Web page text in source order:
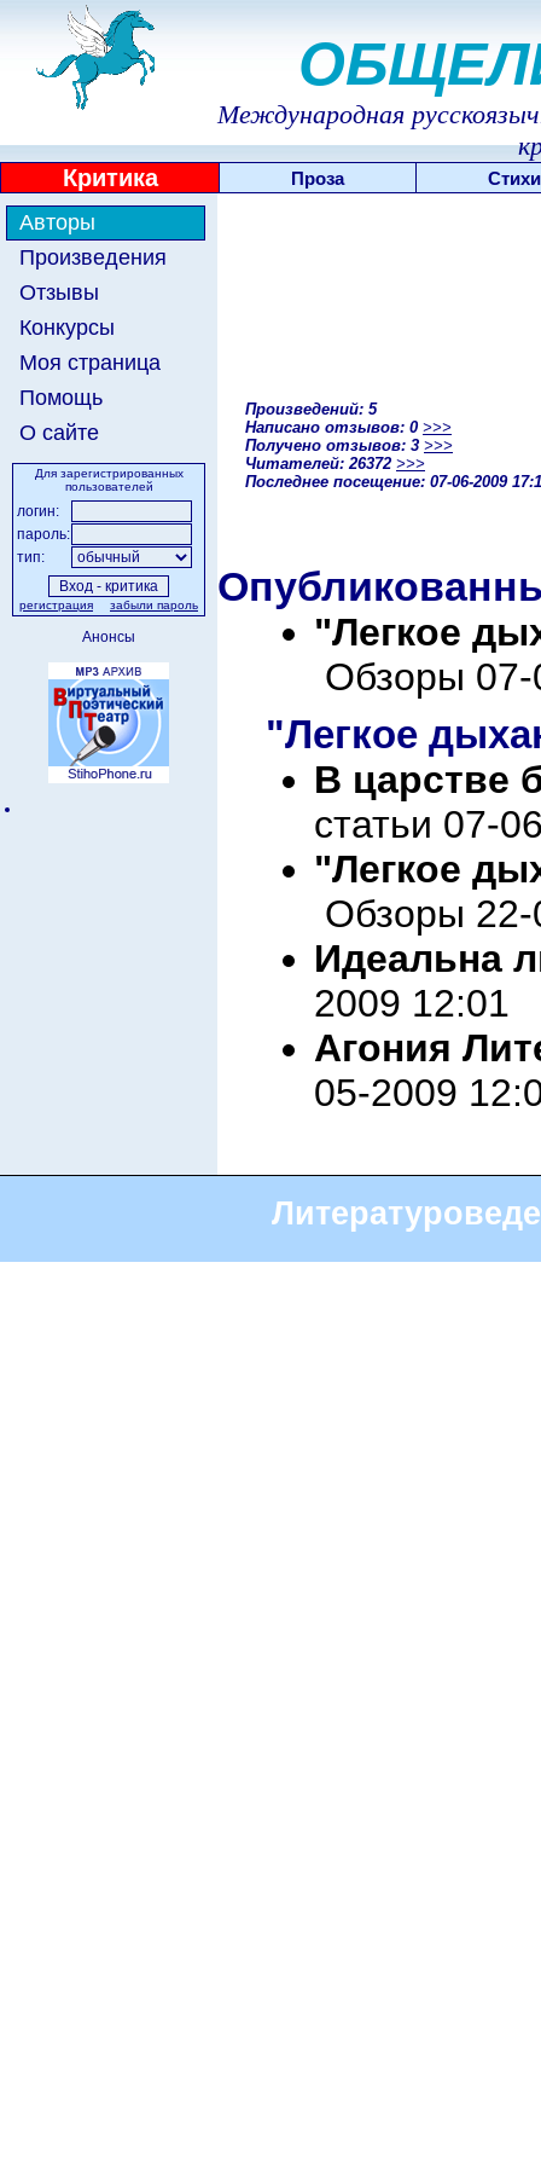
Международная
Критика Проза Стихи
Авторы
Произведения
Отзывы
Конкурсы
Моя страница
Помощь
О сайте
Для зарегистрированных
пользователей
логин:
пароль:
тип:
регистрация забыли пароль
Анонсы
Произведений: 5
Написано отзывов: 0 >>>
Получено отзывов: 3 >>>
Читателей: 26372 >>>
Последнее посещение: 07-06-2009
"Легкое
Обзоры 07-
"Легкое
В царстве
статьи 07-
"Легкое
Обзоры 22-
Идеальна
2009 12:01
Агония
05-2009